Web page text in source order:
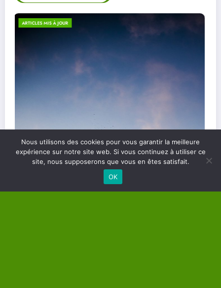
ECO-RESPONSABILITÉ
Les différents types de soins énergétiques et
comment les choisir
Nous utilisons des cookies pour vous garantir la meilleure
expérience sur notre site web. Si vous continuez à utiliser ce
site, nous supposerons que vous en êtes satisfait.
OK